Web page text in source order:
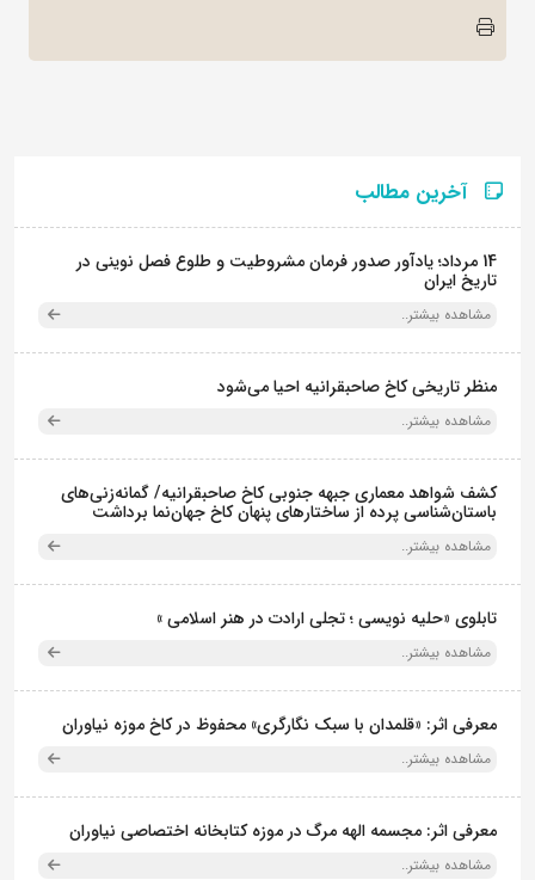
آخرین مطالب
14 مرداد؛ یادآور صدور فرمان مشروطیت و طلوع فصل نوینی در
تاریخ ایران
مشاهده بیشتر..
منظر تاریخی کاخ صاحبقرانیه احیا می‌شود
مشاهده بیشتر..
کشف شواهد معماری جبهه جنوبی کاخ صاحبقرانیه/ گمانه‌زنی‌های
باستان‌شناسی پرده از ساختارهای پنهان کاخ جهان‌نما برداشت
مشاهده بیشتر..
تابلوی «حلیه نویسی ؛ تجلی ارادت در هنر اسلامی »
مشاهده بیشتر..
معرفی اثر: «قلمدان با سبک نگارگری» محفوظ در کاخ موزه نیاوران
مشاهده بیشتر..
معرفی اثر: مجسمه الهه مرگ در موزه کتابخانه اختصاصی نیاوران
مشاهده بیشتر..